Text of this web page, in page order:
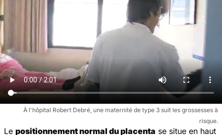
À l'hôpital Robert Debré, une maternité de type 3 suit les grossesses à
risque.
Le positionnement normal du placenta se situe en haut